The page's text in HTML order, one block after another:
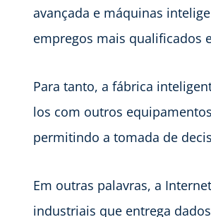
avançada e máquinas
empregos mais qualificados
Para tanto, a fábrica
los com outros
permitindo a tomada de
Em outras palavras, a
industriais que entrega